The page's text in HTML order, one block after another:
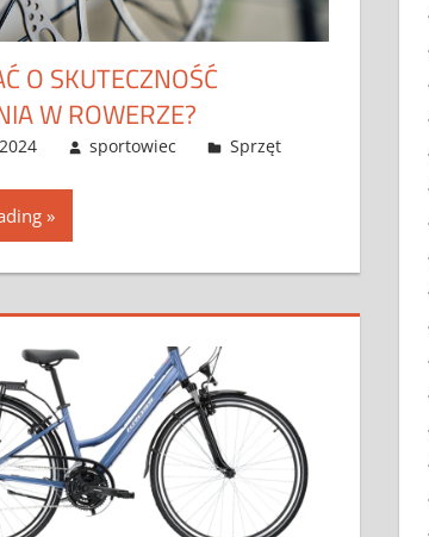
O SKUTECZNOŚĆ
W ROWERZE?
sportowiec
Sprzęt